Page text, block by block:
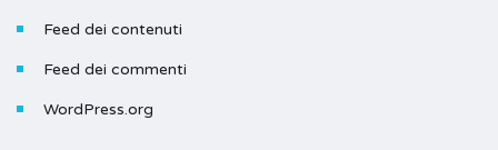
Feed dei contenuti
Feed dei commenti
WordPress.org